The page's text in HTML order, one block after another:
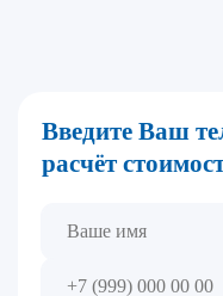
Введите Ваш
расчёт